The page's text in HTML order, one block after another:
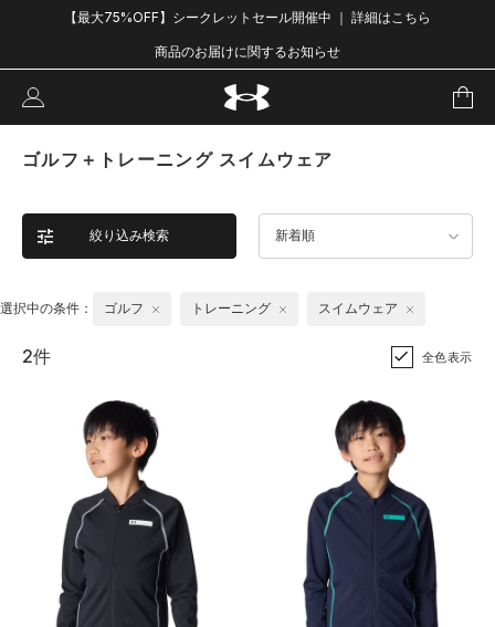
【最大75%OFF】シークレットセール開催中 ｜ 詳細はこちら
商品のお届けに関するお知らせ
ゴルフ＋トレーニング スイムウェア
絞り込み検索 新着順
選択中の条件： ゴルフ トレーニング スイムウェア
2件 全色表示